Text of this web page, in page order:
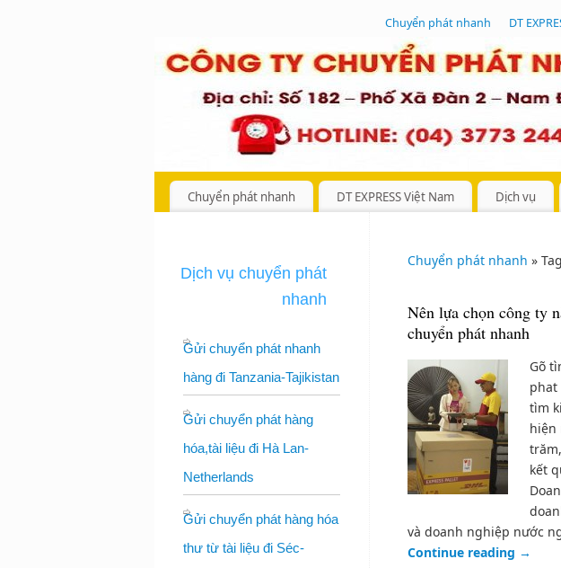
Chuyển phát nhanh DT
Chuyển phát nhanh DT EXPRESS Việt Nam Dịch vụ
Chuyển phát nhanh »
Nên lựa chọn công ty
chuyển phát nhanh
Gõ
phat
tìm
hiện
kết
và doanh nghiệp nước
Continue reading →
Dịch vụ chuyển phát
nhanh
Gửi chuyển phát nhanh
hàng đi Tanzania-Tajikistan
Gửi chuyển phát hàng
hóa,tài liệu đi Hà Lan-
Netherlands
Gửi chuyển phát hàng hóa
thư từ tài liệu đi Séc-